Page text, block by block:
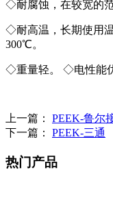
◇耐腐蚀，在较宽的
◇耐高温，长期使用
300℃。
◇重量轻。 ◇电性能
上一篇： PEEK-鲁尔
下一篇： PEEK-三通
热门产品